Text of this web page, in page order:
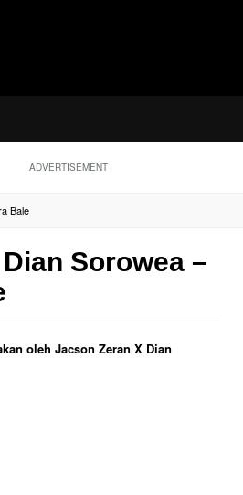
ADVERTISEMENT
Bale
Sorowea –
oleh Jacson Zeran X Dian